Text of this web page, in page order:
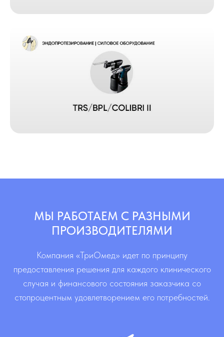
МЫ РАБОТАЕМ С РАЗНЫМИ
ПРОИЗВОДИТЕЛЯМИ
Компания «ТриОмед» идет по принципу
предоставления решения для каждого клинического
случая и финансового состояния заказчика со
стопроцентным удовлетворением его потребностей.